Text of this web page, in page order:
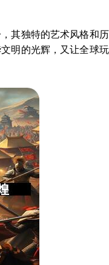
其独特的艺术风格和
明的光辉，又让全球